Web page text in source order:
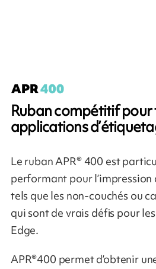
Ruban compétitif pour
applications
Le ruban APR® 400 est
performant pour
tels que les non-couchés ou
qui sont de vrais défis pour
Edge.
APR®400 permet d’obtenir